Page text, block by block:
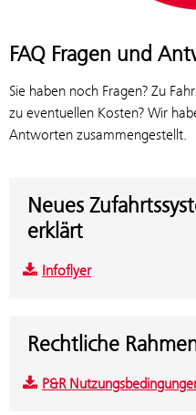
FAQ Fragen und
Sie haben noch Fragen? Zu
zu eventuellen Kosten? Wir
Antworten zusammengestellt.
Neues
erklärt
Infoflyer
Rechtliche
P&R